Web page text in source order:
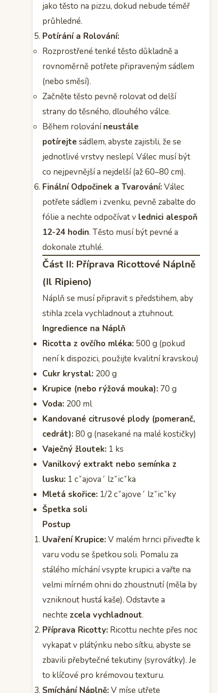
jako těsto na pizzu, dokud nebude téměř
průhledné.
Potírání a Rolování:
Rozprostřené tenké těsto důkladně a
rovnoměrně potřete připraveným sádlem
(nebo směsí).
Začněte těsto pevně rolovat od delší
strany do těsného, dlouhého válce.
Během rolováníneustále
potírejte sádlem, abyste zajistili, že se
jednotlivé vrstvy neslepí. Válec musí být
co nejpevnější a nejdelší (až 60–80 cm).
Finální Odpočinek a Tvarování:Válec
potřete sádlem i zvenku, pevně zabalte do
fólie a nechte odpočívat v lednici alespoň
12-24 hodin. Těsto musí být pevné a
dokonale ztuhlé.
Část II: Příprava Ricottové Náplně
(Il Ripieno)
Náplň se musí připravit s předstihem, aby
stihla zcela vychladnout a ztuhnout.
Ingredience na Náplň
Ricotta z ovčího mléka: 500 g (pokud
není k dispozici, použijte kvalitní kravskou)
Cukr krystal: 200 g
Krupice (nebo rýžová mouka): 70 g
Voda: 200 ml
Kandované citrusové plody (pomeranč,
cedrát):80 g (nasekané na malé kostičky)
Vaječný žloutek: 1 ks
Vanilkový extrakt nebo semínka z
lusku: 1 cˇajovaˊ lzˇicˇka
Mletá skořice: 1/2 cˇajoveˊ lzˇicˇky
Špetka soli
Postup
Uvaření Krupice:V malém hrnci přiveďte k
varu vodu se špetkou soli. Pomalu za
stálého míchání vsypte krupici a vařte na
velmi mírném ohni do zhoustnutí (měla by
vzniknout hustá kaše). Odstavte a
nechte zcela vychladnout.
Příprava Ricotty: Ricottu nechte přes noc
vykapat v plátýnku nebo sítku, abyste se
zbavili přebytečné tekutiny (syrovátky). Je
to klíčové pro krémovou texturu.
Smíchání Náplně:V míse utřete